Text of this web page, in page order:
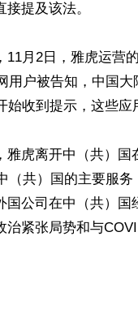
提及该法。
11月2日，雅虎运营
用户被告知，中国
始收到提示，这些应
雅虎离开中（共）
（共）国的主要服
国公司在中（共）
治紧张局势和与